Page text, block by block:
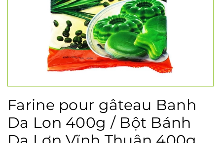
Farine pour gâteau Banh
Da Lon 400g / Bột Bánh